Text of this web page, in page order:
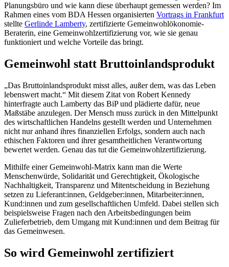
Planungsbüro und wie kann diese überhaupt gemessen werden? Im
Rahmen eines vom BDA Hessen organisierten Vortrags in Frankfurt
stellte Gerlinde Lamberty, zertifizierte Gemeinwohlökonomie-
Beraterin, eine Gemeinwohlzertifizierung vor, wie sie genau
funktioniert und welche Vorteile das bringt.
Gemeinwohl statt Bruttoinlandsprodukt
„Das Bruttoinlandsprodukt misst alles, außer dem, was das Leben
lebenswert macht.“ Mit diesem Zitat von Robert Kennedy
hinterfragte auch Lamberty das BiP und plädierte dafür, neue
Maßstäbe anzulegen. Der Mensch muss zurück in den Mittelpunkt
des wirtschaftlichen Handelns gestellt werden und Unternehmen
nicht nur anhand ihres finanziellen Erfolgs, sondern auch nach
ethischen Faktoren und ihrer gesamtheitlichen Verantwortung
bewertet werden. Genau das tut die Gemeinwohlzertifizierung.
Mithilfe einer Gemeinwohl-Matrix kann man die Werte
Menschenwürde, Solidarität und Gerechtigkeit, Ökologische
Nachhaltigkeit, Transparenz und Mitentscheidung in Beziehung
setzen zu Lieferant:innen, Geldgeber:innen, Mitarbeiter:innen,
Kund:innen und zum gesellschaftlichen Umfeld. Dabei stellen sich
beispielsweise Fragen nach den Arbeitsbedingungen beim
Zulieferbetrieb, dem Umgang mit Kund:innen und dem Beitrag für
das Gemeinwesen.
So wird Gemeinwohl zertifiziert